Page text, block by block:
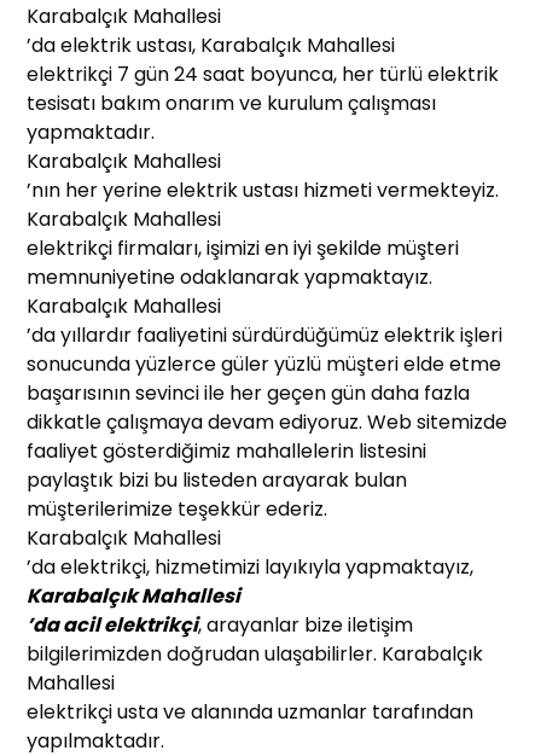
Karabalçık Mahallesi
’da elektrik ustası, Karabalçık Mahallesi
elektrikçi 7 gün 24 saat boyunca, her türlü elektrik
tesisatı bakım onarım ve kurulum çalışması
yapmaktadır.
Karabalçık Mahallesi
’nın her yerine elektrik ustası hizmeti vermekteyiz.
Karabalçık Mahallesi
elektrikçi firmaları, işimizi en iyi şekilde müşteri
memnuniyetine odaklanarak yapmaktayız.
Karabalçık Mahallesi
’da yıllardır faaliyetini sürdürdüğümüz elektrik işleri
sonucunda yüzlerce güler yüzlü müşteri elde etme
başarısının sevinci ile her geçen gün daha fazla
dikkatle çalışmaya devam ediyoruz. Web sitemizde
faaliyet gösterdiğimiz mahallelerin listesini
paylaştık bizi bu listeden arayarak bulan
müşterilerimize teşekkür ederiz.
Karabalçık Mahallesi
’da elektrikçi, hizmetimizi layıkıyla yapmaktayız,
Karabalçık Mahallesi
’da acil elektrikçi, arayanlar bize iletişim
bilgilerimizden doğrudan ulaşabilirler. Karabalçık
Mahallesi
elektrikçi usta ve alanında uzmanlar tarafından
yapılmaktadır.